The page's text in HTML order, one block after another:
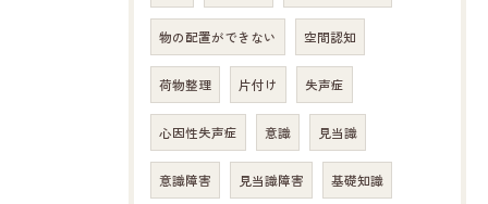
物の配置ができない 空間認知
荷物整理 片付け 失声症
心因性失声症 意識 見当識
意識障害 見当識障害 基礎知識